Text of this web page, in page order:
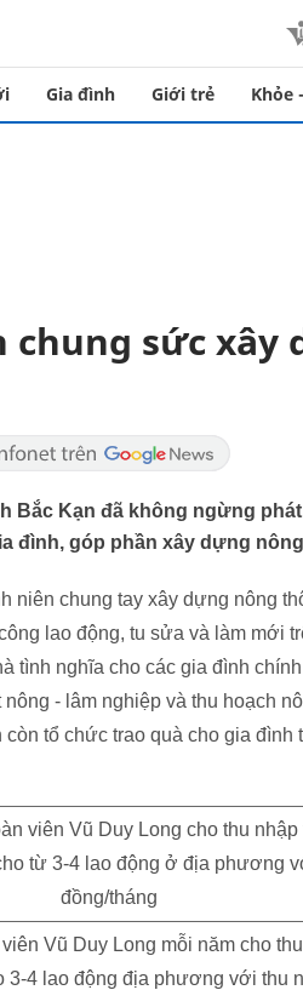
Gia đình Giới trẻ Khỏe
chung sức xây
Bắc Kạn đã không ngừng
đình, góp phần xây dựng
niên chung tay xây dựng nông
lao động, tu sửa và làm mới
tình nghĩa cho các gia đình
- lâm nghiệp và thu hoạch
tổ chức trao quà cho gia
Vũ Duy Long mỗi năm cho
3-4 lao động địa phương với thu